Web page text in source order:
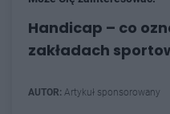
Handicap – co
zakładach
AUTOR: Artykuł sponsorowany